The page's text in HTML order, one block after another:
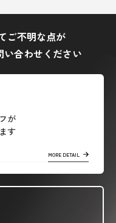
ご不明な点が
い合わせください
が
す
MORE DETAIL